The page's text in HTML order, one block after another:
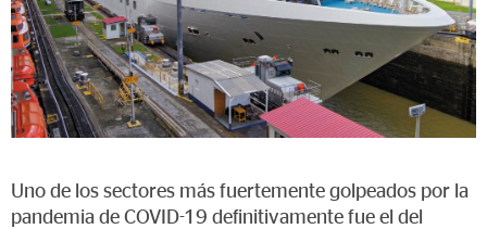
Uno de los sectores más fuertemente golpeados por la
pandemia de COVID-19 definitivamente fue el del